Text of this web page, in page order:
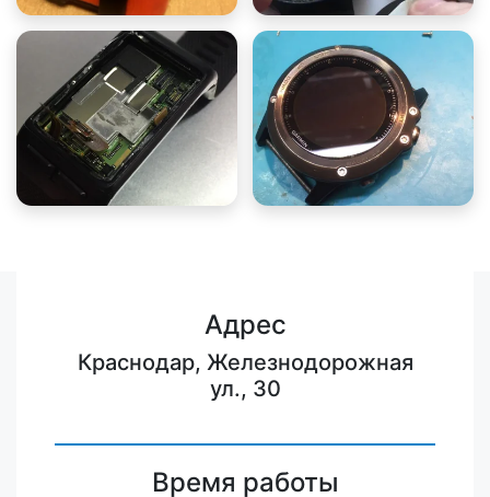
Адрес
Краснодар, Железнодорожная
ул., 30
Время работы